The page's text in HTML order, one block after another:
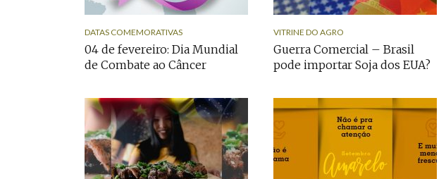
DATAS COMEMORATIVAS
04 de fevereiro: Dia Mundial
de Combate ao Câncer
VITRINE DO AGRO
Guerra Comercial – Brasil
pode importar Soja dos EUA?